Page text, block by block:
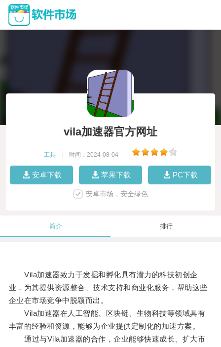
vila加速器官方网址
工具 时间：2024-08-04
安卓下载 苹果下载 PC下载
安卓市场，安全绿色
简介 排行
Vila加速器致力于发掘和孵化具有潜力的科技初创企
业，为其提供资源整合、技术支持和商业化服务，帮助这些
企业在市场竞争中脱颖而出。
Vila加速器在人工智能、区块链、生物科技等领域具有
丰富的经验和资源，能够为企业提供定制化的加速方案。
通过与Vila加速器的合作，企业能够快速成长、扩大市